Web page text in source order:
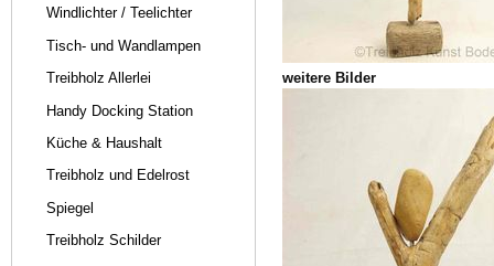
Windlichter / Teelichter
Tisch- und Wandlampen
Treibholz Allerlei
Handy Docking Station
Küche & Haushalt
Treibholz und Edelrost
Spiegel
Treibholz Schilder
weitere Bilder